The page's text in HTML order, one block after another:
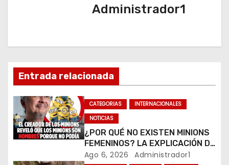
ó
n
d
e
e
Administrador1
Entrada relacionada
CATEGORIAS
INTERNACIONALES
NOTICIAS
¿POR QUÉ NO EXISTEN MINIONS
FEMENINOS? LA EXPLICACIÓN DE
SU CREADOR QUE VOLVIÓ A
Ago 6, 2026 Administrador1